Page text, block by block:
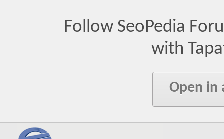
Follow SeoPedia
with
Open in